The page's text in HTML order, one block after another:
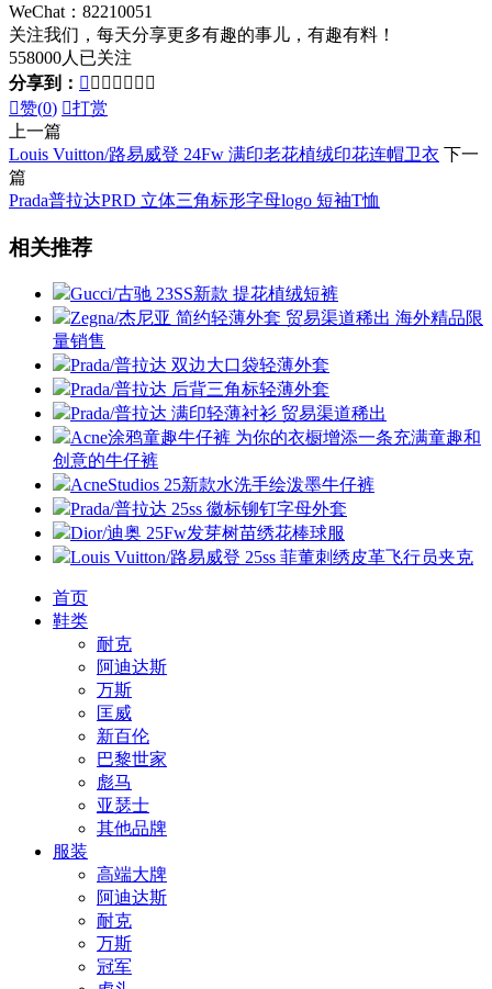
WeChat：82210051
关注我们，每天分享更多有趣的事儿，有趣有料！
558000人已关注
分享到：       
赞(0) 打赏
上一篇
Louis Vuitton/路易威登 24Fw 满印老花植绒印花连帽卫衣 下一
篇
Prada普拉达PRD 立体三角标形字母logo 短袖T恤
相关推荐
Gucci/古驰 23SS新款 提花植绒短裤
Zegna/杰尼亚 简约轻薄外套 贸易渠道稀出 海外精品限
量销售
Prada/普拉达 双边大口袋轻薄外套
Prada/普拉达 后背三角标轻薄外套
Prada/普拉达 满印轻薄衬衫 贸易渠道稀出
Acne涂鸦童趣牛仔裤 为你的衣橱增添一条充满童趣和
创意的牛仔裤
AcneStudios 25新款水洗手绘泼墨牛仔裤
Prada/普拉达 25ss 徽标铆钉字母外套
Dior/迪奥 25Fw发芽树苗绣花棒球服
Louis Vuitton/路易威登 25ss 菲董刺绣皮革飞行员夹克
首页
鞋类
耐克
阿迪达斯
万斯
匡威
新百伦
巴黎世家
彪马
亚瑟士
其他品牌
服装
高端大牌
阿迪达斯
耐克
万斯
冠军